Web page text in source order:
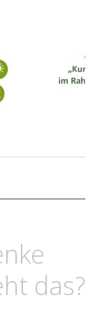
Gallus
das?